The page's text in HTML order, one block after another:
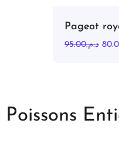
Pageot
د.م.95.00 80.00
Poissons